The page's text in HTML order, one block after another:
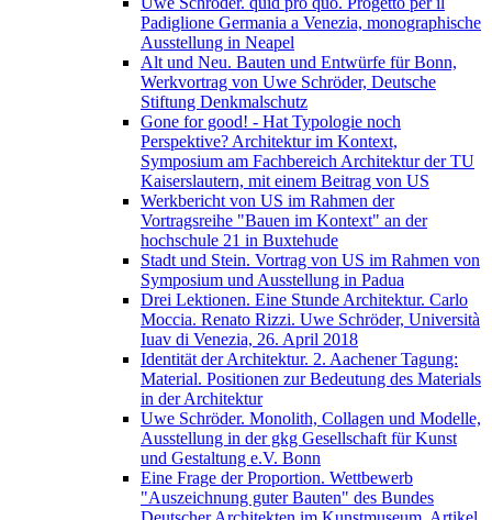
Padiglione Germania a Venezia, monographische
Ausstellung in Neapel
Alt und Neu. Bauten und Entwürfe für Bonn,
Werkvortrag von Uwe Schröder, Deutsche
Stiftung Denkmalschutz
Gone for good! - Hat Typologie noch
Perspektive? Architektur im Kontext,
Symposium am Fachbereich Architektur der TU
Kaiserslautern, mit einem Beitrag von US
Werkbericht von US im Rahmen der
Vortragsreihe "Bauen im Kontext" an der
hochschule 21 in Buxtehude
Stadt und Stein. Vortrag von US im Rahmen von
Symposium und Ausstellung in Padua
Drei Lektionen. Eine Stunde Architektur. Carlo
Moccia. Renato Rizzi. Uwe Schröder, Università
Iuav di Venezia, 26. April 2018
Identität der Architektur. 2. Aachener Tagung:
Material. Positionen zur Bedeutung des Materials
in der Architektur
Uwe Schröder. Monolith, Collagen und Modelle,
Ausstellung in der gkg Gesellschaft für Kunst
und Gestaltung e.V. Bonn
Eine Frage der Proportion. Wettbewerb
"Auszeichnung guter Bauten" des Bundes